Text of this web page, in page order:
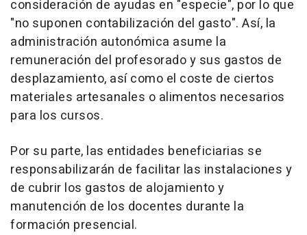
consideración de ayudas en "especie", por lo que
"no suponen contabilización del gasto". Así, la
administración autonómica asume la
remuneración del profesorado y sus gastos de
desplazamiento, así como el coste de ciertos
materiales artesanales o alimentos necesarios
para los cursos.
Por su parte, las entidades beneficiarias se
responsabilizarán de facilitar las instalaciones y
de cubrir los gastos de alojamiento y
manutención de los docentes durante la
formación presencial.